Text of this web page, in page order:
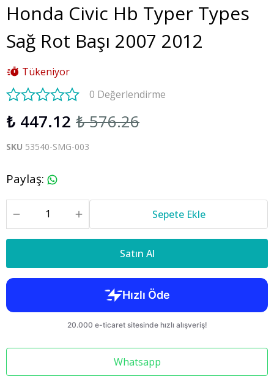
Honda Civic Hb Typer Types
Sağ Rot Başı 2007 2012
Tükeniyor
0 Değerlendirme
₺ 447.12 ₺ 576.26
SKU 53540-SMG-003
Paylaş:
Sepete Ekle
Satın Al
Whatsapp